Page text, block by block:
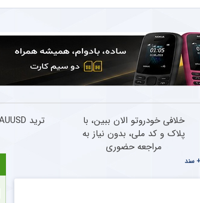
خلافی خودروتو الان ببین، با
پلاک و کد ملی، بدون نیاز به
مراجعه حضوری
سند